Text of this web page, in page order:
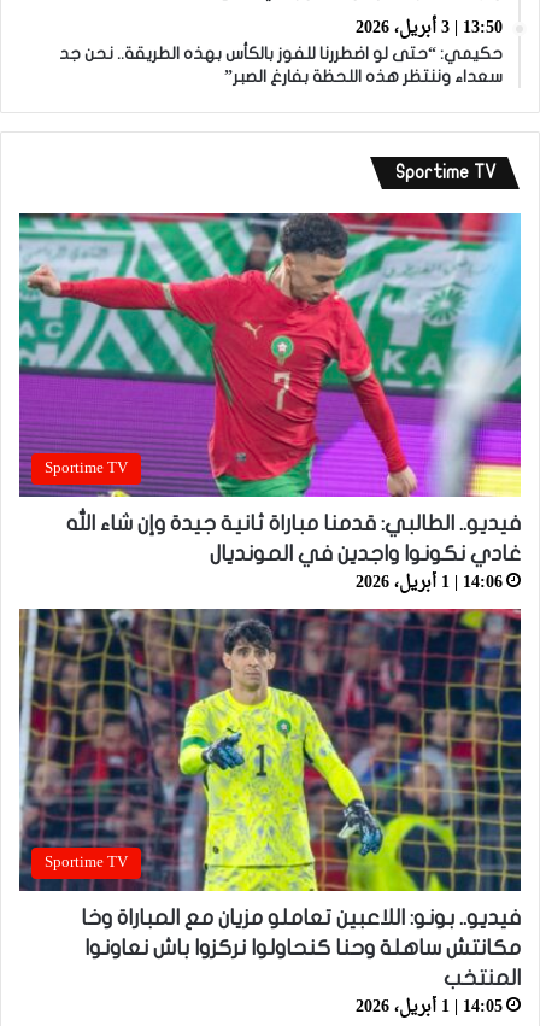
13:50 | 3 أبريل، 2026
حكيمي: “حتى لو اضطررنا للفوز بالكأس بهذه الطريقة.. نحن جد
سعداء وننتظر هذه اللحظة بفارغ الصبر”
Sportime TV
Sportime TV
فيديو.. الطالبي: قدمنا مباراة ثانية جيدة وإن شاء الله
غادي نكونوا واجدين في المونديال
14:06 | 1 أبريل، 2026
Sportime TV
فيديو.. بونو: اللاعبين تعاملو مزيان مع المباراة وخا
مكانتش ساهلة وحنا كنحاولوا نركزوا باش نعاونوا
المنتخب
14:05 | 1 أبريل، 2026